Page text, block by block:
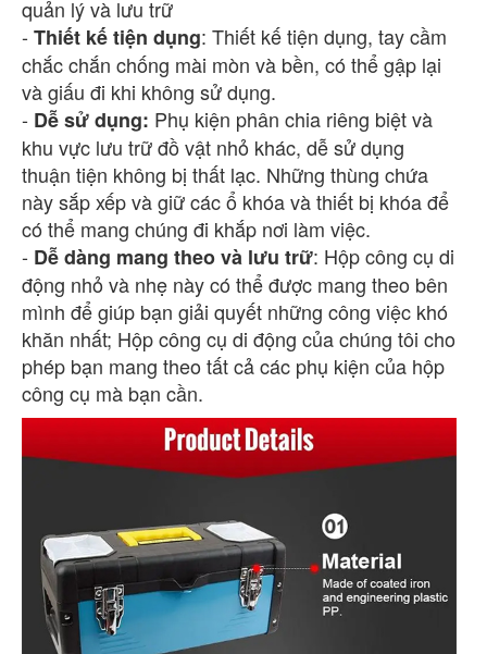
quản lý và lưu trữ
- Thiết kế tiện dụng: Thiết kế tiện dụng, tay cầm
chắc chắn chống mài mòn và bền, có thể gập lại
và giấu đi khi không sử dụng.
- Dễ sử dụng: Phụ kiện phân chia riêng biệt và
khu vực lưu trữ đồ vật nhỏ khác, dễ sử dụng
thuận tiện không bị thất lạc. Những thùng chứa
này sắp xếp và giữ các ổ khóa và thiết bị khóa để
có thể mang chúng đi khắp nơi làm việc.
- Dễ dàng mang theo và lưu trữ: Hộp công cụ di
động nhỏ và nhẹ này có thể được mang theo bên
mình để giúp bạn giải quyết những công việc khó
khăn nhất; Hộp công cụ di động của chúng tôi cho
phép bạn mang theo tất cả các phụ kiện của hộp
công cụ mà bạn cần.